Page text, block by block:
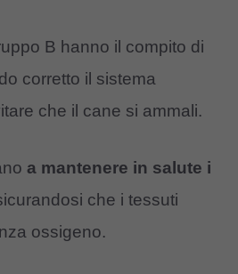
B hanno il compito di
corretto il sistema
che il cane si ammali.
a mantenere in salute i
che i tessuti
ossigeno.